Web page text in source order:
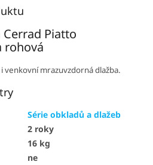
Piatto
rohová
venkovní mrazuvzdorná dlažba.
Série obkladů a dlažeb
2 roky
16 kg
ne